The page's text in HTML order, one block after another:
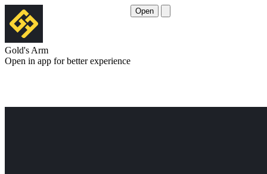
Gold's Arm
Open in app for better experience
Open